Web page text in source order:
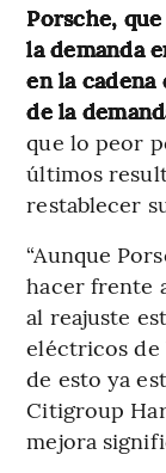
Porsche,
la demanda
en la
de la
que lo peor
últimos
restablecer
“Aunque
hacer frente
al reajuste
eléctricos de
de esto ya
Citigroup
mejora